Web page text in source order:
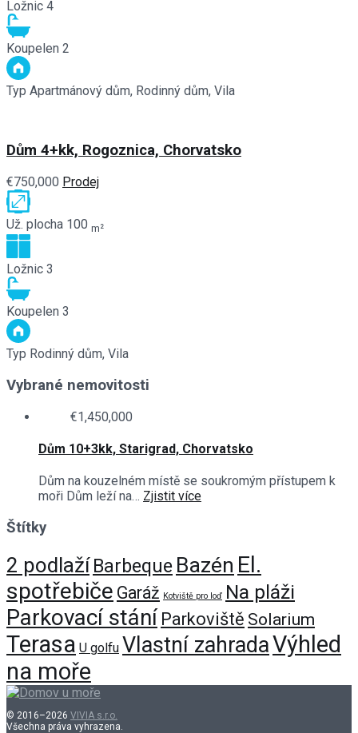
Ložnic 4
Koupelen 2
Typ Apartmánový dům, Rodinný dům, Vila
Dům 4+kk, Rogoznica, Chorvatsko
€750,000 Prodej
Už. plocha 100 m²
Ložnic 3
Koupelen 3
Typ Rodinný dům, Vila
Vybrané nemovitosti
€1,450,000
Dům 10+3kk, Starigrad, Chorvatsko
Dům na kouzelném místě se soukromým přístupem k
moři Dům leží na… Zjistit více
Štítky
2 podlaží Barbeque Bazén El.
spotřebiče Garáž Kotviště pro loď Na pláži
Parkovací stání Parkoviště Solarium
Terasa U golfu Vlastní zahradaVýhled
na moře
© 2016–2026 VIVIA s.r.o.
Všechna práva vyhrazena.